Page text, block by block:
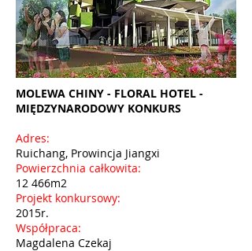
MOLEWA CHINY - FLORAL HOTEL -
MIĘDZYNARODOWY KONKURS
Adres:
Ruichang, Prowincja Jiangxi
Powierzchnia całkowita:
12 466m2
Projekt konkursowy:
2015r.
Współpraca:
Magdalena Czekaj